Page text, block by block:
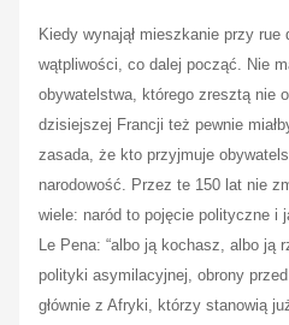
Kiedy wynajął mieszkanie przy rue
wątpliwości, co dalej począć. Nie
obywatelstwa, którego zresztą nie
dzisiejszej Francji też pewnie
zasada, że kto przyjmuje
narodowość. Przez te 150 lat nie
wiele: naród to pojęcie polityczne i
Le Pena: “albo ją kochasz, albo ją
polityki asymilacyjnej, obrony
głównie z Afryki, którzy stanowią